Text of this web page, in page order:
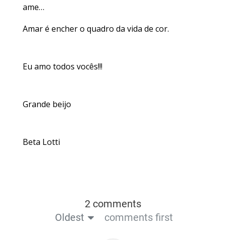
ame…
Amar é encher o quadro da vida de cor.
Eu amo todos vocês!!!
Grande beijo
Beta Lotti
2 comments
Oldest
comments first